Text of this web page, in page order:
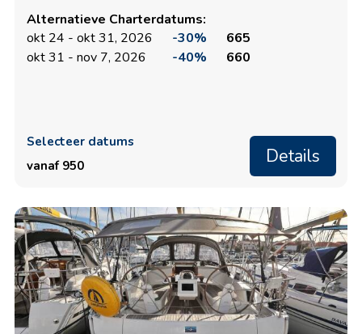
Alternatieve Charterdatums:
okt 24 - okt 31, 2026
-30%
665
okt 31 - nov 7, 2026
-40% 660
Selecteer datums
vanaf 950
Details